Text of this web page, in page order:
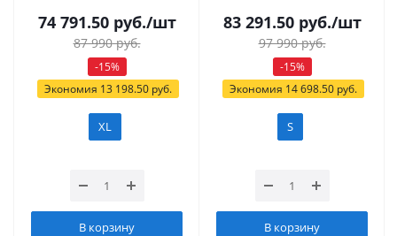
74 791.50руб./шт
87 990руб.
-15%
Экономия 13 198.50 руб.
XL
В корзину
83 291.50руб./шт
97 990руб.
-15%
Экономия 14 698.50 руб.
S
В корзину